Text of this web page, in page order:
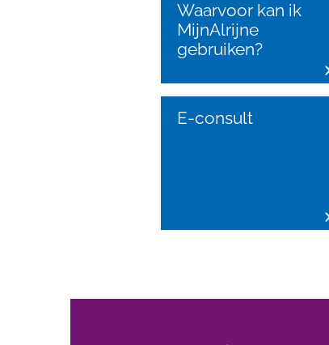
Waarvoor kan ik
MijnAlrijne
gebruiken?
E-consult